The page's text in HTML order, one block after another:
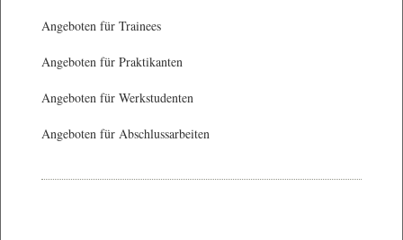
Angeboten für Trainees
Angeboten für Praktikanten
Angeboten für Werkstudenten
Angeboten für Abschlussarbeiten